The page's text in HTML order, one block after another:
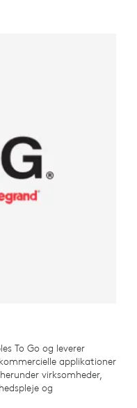
To Go og leverer
applikationer
virksomheder,
og